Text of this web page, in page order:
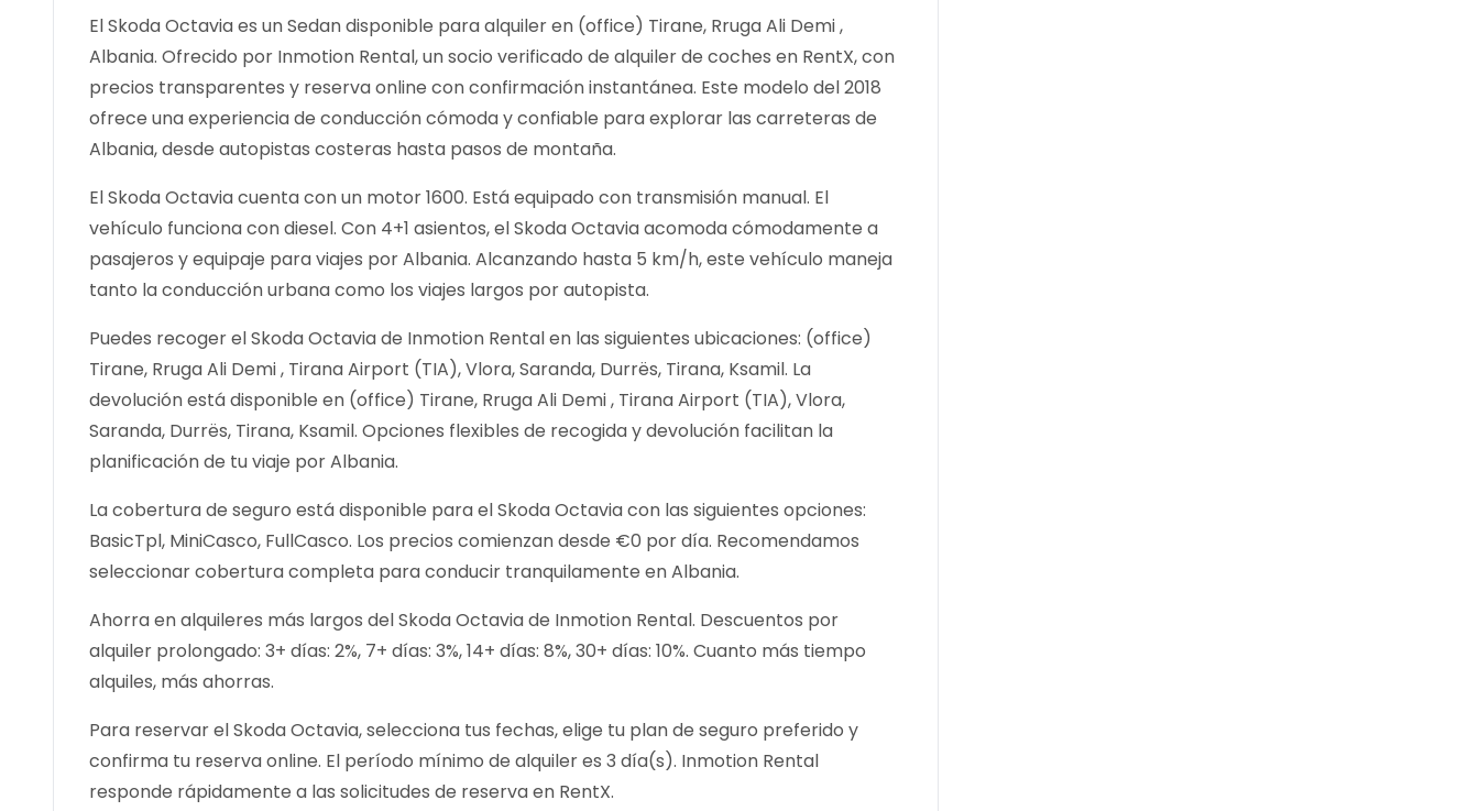
El Skoda Octavia es un Sedan disponible para alquiler en (office) Tirane, Rruga Ali Demi ,
Albania. Ofrecido por Inmotion Rental, un socio verificado de alquiler de coches en RentX, con
precios transparentes y reserva online con confirmación instantánea. Este modelo del 2018
ofrece una experiencia de conducción cómoda y confiable para explorar las carreteras de
Albania, desde autopistas costeras hasta pasos de montaña.
El Skoda Octavia cuenta con un motor 1600. Está equipado con transmisión manual. El
vehículo funciona con diesel. Con 4+1 asientos, el Skoda Octavia acomoda cómodamente a
pasajeros y equipaje para viajes por Albania. Alcanzando hasta 5 km/h, este vehículo maneja
tanto la conducción urbana como los viajes largos por autopista.
Puedes recoger el Skoda Octavia de Inmotion Rental en las siguientes ubicaciones: (office)
Tirane, Rruga Ali Demi , Tirana Airport (TIA), Vlora, Saranda, Durrës, Tirana, Ksamil. La
devolución está disponible en (office) Tirane, Rruga Ali Demi , Tirana Airport (TIA), Vlora,
Saranda, Durrës, Tirana, Ksamil. Opciones flexibles de recogida y devolución facilitan la
planificación de tu viaje por Albania.
La cobertura de seguro está disponible para el Skoda Octavia con las siguientes opciones:
BasicTpl, MiniCasco, FullCasco. Los precios comienzan desde €0 por día. Recomendamos
seleccionar cobertura completa para conducir tranquilamente en Albania.
Ahorra en alquileres más largos del Skoda Octavia de Inmotion Rental. Descuentos por
alquiler prolongado: 3+ días: 2%, 7+ días: 3%, 14+ días: 8%, 30+ días: 10%. Cuanto más tiempo
alquiles, más ahorras.
Para reservar el Skoda Octavia, selecciona tus fechas, elige tu plan de seguro preferido y
confirma tu reserva online. El período mínimo de alquiler es 3 día(s). Inmotion Rental
responde rápidamente a las solicitudes de reserva en RentX.